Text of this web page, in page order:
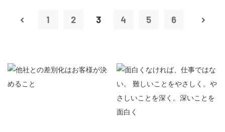
1 2 3 4 5 6